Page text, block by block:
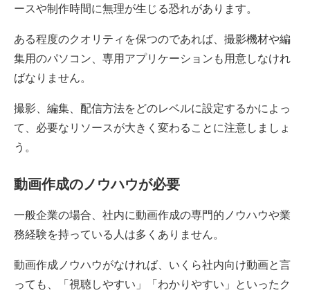
ースや制作時間に無理が生じる恐れがあります。
ある程度のクオリティを保つのであれば、撮影機材や編
集用のパソコン、専用アプリケーションも用意しなけれ
ばなりません。
撮影、編集、配信方法をどのレベルに設定するかによっ
て、必要なリソースが大きく変わることに注意しましょ
う。
動画作成のノウハウが必要
一般企業の場合、社内に動画作成の専門的ノウハウや業
務経験を持っている人は多くありません。
動画作成ノウハウがなければ、いくら社内向け動画と言
っても、「視聴しやすい」「わかりやすい」といったク